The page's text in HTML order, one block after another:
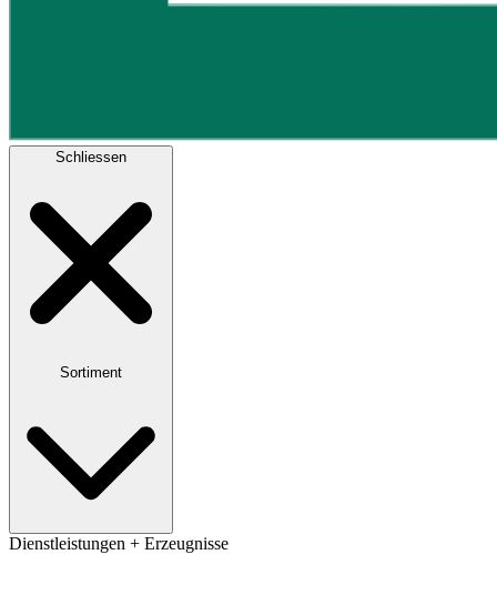
Schliessen
Sortiment
Dienstleistungen + Erzeugnisse